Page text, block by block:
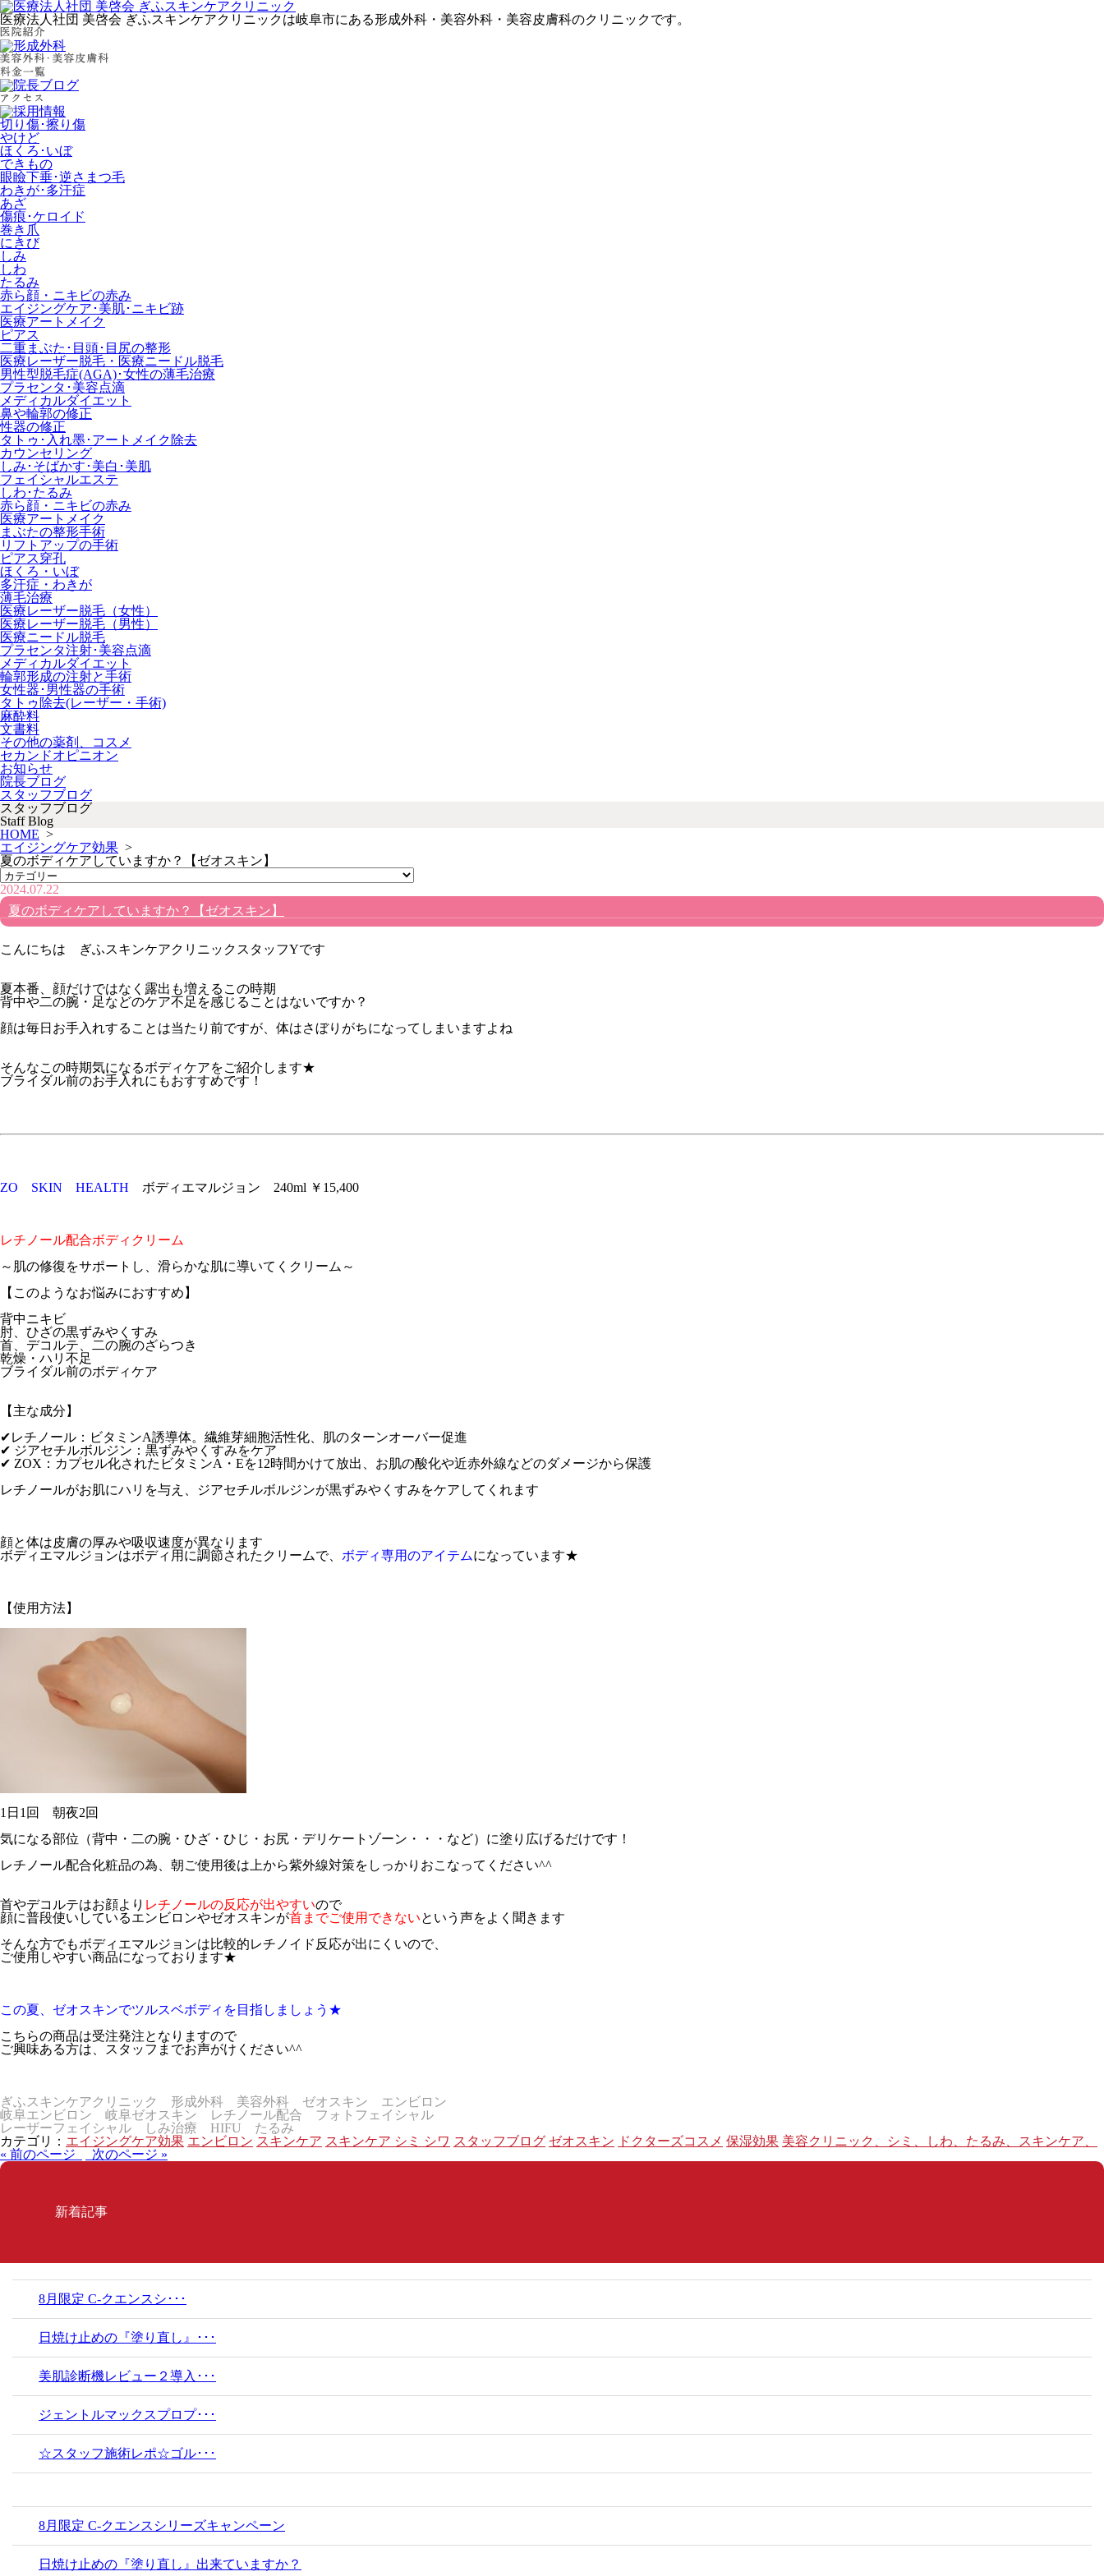
医療法人社団 美啓会 ぎふスキンケアクリニックは岐阜市にある形成外科・美容外科・美容皮膚科のクリニックです。
切り傷･擦り傷
やけど
ほくろ･いぼ
できもの
眼瞼下垂･逆さまつ毛
わきが･多汗症
あざ
傷痕･ケロイド
巻き爪
にきび
しみ
しわ
たるみ
赤ら顔・ニキビの赤み
エイジングケア･美肌･ニキビ跡
医療アートメイク
ピアス
二重まぶた･目頭･目尻の整形
医療レーザー脱毛・医療ニードル脱毛
男性型脱毛症(AGA)･女性の薄毛治療
プラセンタ･美容点滴
メディカルダイエット
鼻や輪郭の修正
性器の修正
タトゥ･入れ墨･アートメイク除去
カウンセリング
しみ･そばかす･美白･美肌
フェイシャルエステ
しわ･たるみ
赤ら顔・ニキビの赤み
医療アートメイク
まぶたの整形手術
リフトアップの手術
ピアス穿孔
ほくろ・いぼ
多汗症・わきが
薄毛治療
医療レーザー脱毛（女性）
医療レーザー脱毛（男性）
医療ニードル脱毛
プラセンタ注射･美容点滴
メディカルダイエット
輪郭形成の注射と手術
女性器･男性器の手術
タトゥ除去(レーザー・手術)
麻酔料
文書料
その他の薬剤、コスメ
セカンドオピニオン
お知らせ
院長ブログ
スタッフブログ
スタッフブログ
Staff Blog
HOME >
エイジングケア効果 >
夏のボディケアしていますか？【ゼオスキン】
2024.07.22
夏のボディケアしていますか？【ゼオスキン】
こんにちは ぎふスキンケアクリニックスタッフYです
夏本番、顔だけではなく露出も増えるこの時期
背中や二の腕・足などのケア不足を感じることはないですか？
顔は毎日お手入れすることは当たり前ですが、体はさぼりがちになってしまいますよね
そんなこの時期気になるボディケアをご紹介します★
ブライダル前のお手入れにもおすすめです！
ZO SKIN HEALTH ボディエマルジョン 240ml ￥15,400
レチノール配合ボディクリーム
～肌の修復をサポートし、滑らかな肌に導いてくクリーム～
【このようなお悩みにおすすめ】
背中ニキビ
肘、ひざの黒ずみやくすみ
首、デコルテ、二の腕のざらつき
乾燥・ハリ不足
ブライダル前のボディケア
【主な成分】
✔レチノール：ビタミンA誘導体。繊維芽細胞活性化、肌のターンオーバー促進
✔ ジアセチルボルジン：黒ずみやくすみをケア
✔ ZOX：カプセル化されたビタミンA・Eを12時間かけて放出、お肌の酸化や近赤外線などのダメージから保護
レチノールがお肌にハリを与え、ジアセチルボルジンが黒ずみやくすみをケアしてくれます
顔と体は皮膚の厚みや吸収速度が異なります
ボディエマルジョンはボディ用に調節されたクリームで、 ボディ専用のアイテムになっています★
【使用方法】
1日1回 朝夜2回
気になる部位（背中・二の腕・ひざ・ひじ・お尻・デリケートゾーン・・・など）に塗り広げるだけです！
レチノール配合化粧品の為、朝ご使用後は上から紫外線対策をしっかりおこなってください^^
首やデコルテはお顔より レチノールの反応が出やすいので
顔に普段使いしているエンビロンやゼオスキンが首までご使用できないという声をよく聞きます
そんな方でもボディエマルジョンは比較的レチノイド反応が出にくいので、
ご使用しやすい商品になっております★
この夏、ゼオスキンでツルスベボディを目指しましょう★
こちらの商品は受注発注となりますので
ご興味ある方は、スタッフまでお声がけください^^
ぎふスキンケアクリニック 形成外科 美容外科 ゼオスキン エンビロン
岐阜エンビロン 岐阜ゼオスキン レチノール配合 フォトフェイシャル
レーザーフェイシャル しみ治療 HIFU たるみ
カテゴリ： エイジングケア効果 エンビロン スキンケア スキンケア シミ シワ スタッフブログ ゼオスキン ドクターズコスメ 保湿効果 美容クリニック、シミ、しわ、たるみ、スキンケア、
« 前のページ
次のページ »
新着記事
8月限定 C-クエンスシ･･･
日焼け止めの『塗り直し』･･･
美肌診断機レビュー２導入･･･
ジェントルマックスプロプ･･･
☆スタッフ施術レポ☆ゴル･･･
8月限定 C-クエンスシリーズキャンペーン
日焼け止めの『塗り直し』出来ていますか？